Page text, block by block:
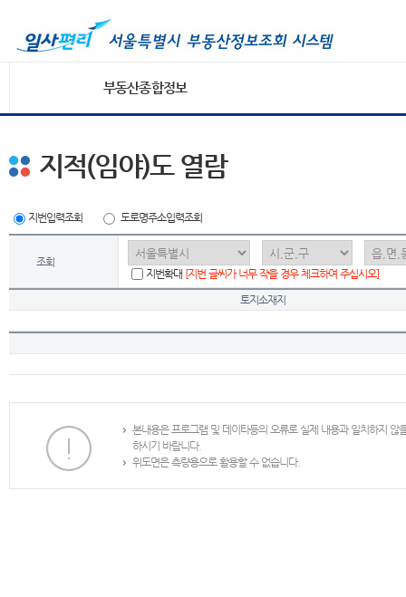
부동산종합정보
지적(임야)도 열람
지번입력조회 도로명주소입력조회
조회
지번확대 [지번 글씨가 너무 작을 경우 체크하여 주십시오]
토지소재지
본내용은 프로그램 및 데이타등의 오류로 실제 내용과 일치하지
하시기 바랍니다.
위도면은 측량용으로 활용할 수 없습니다.